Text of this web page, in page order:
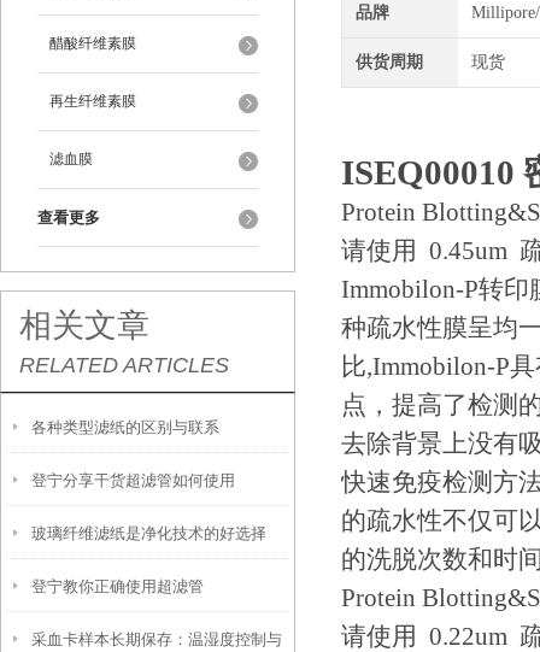
醋酸纤维素膜
再生纤维素膜
滤血膜
查看更多
相关文章
RELATED ARTICLES
各种类型滤纸的区别与联系
登宁分享干货超滤管如何使用
玻璃纤维滤纸是净化技术的好选择
登宁教你正确使用超滤管
采血卡样本长期保存：温湿度控制与
品牌
供货周期 现货
ISEQ00010
Protein
请使用 0.45um
Immobilon-P转
种疏水性膜呈均
比,Immobilon-P
点，提高了检测
去除背景上没有
快速免疫检测方
的疏水性不仅可
的洗脱次数和时
Protein
请使用 0.22um